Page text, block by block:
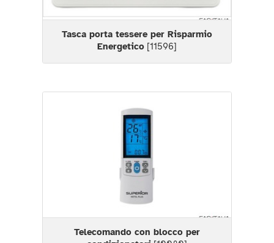
Tasca porta tessere per Risparmio
Energetico[11596]
Telecomando con blocco per